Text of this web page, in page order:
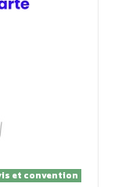
et convention